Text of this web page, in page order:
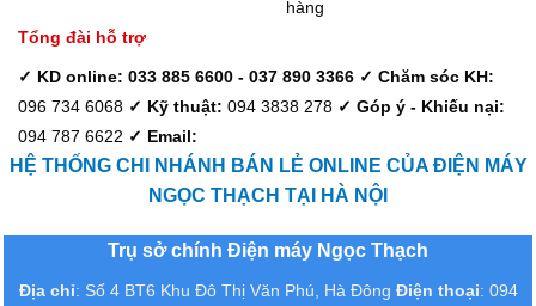
hàng
Tổng đài hỗ trợ
✓ KD online: 033 885 6600 - 037 890 3366 ✓ Chăm sóc KH:
096 734 6068 ✓ Kỹ thuật: 094 3838 278 ✓ Góp ý - Khiếu nại:
094 787 6622 ✓ Email:
HỆ THỐNG CHI NHÁNH BÁN LẺ ONLINE CỦA ĐIỆN MÁY
NGỌC THẠCH TẠI HÀ NỘI
Trụ sở chính Điện máy Ngọc Thạch
Địa chỉ: Số 4 BT6 Khu Đô Thị Văn Phú, Hà Đông Điện thoại: 094